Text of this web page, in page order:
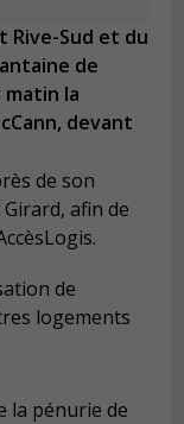
Rive-Sud et du
de
la
devant
de son
afin de
de
logements
la pénurie de